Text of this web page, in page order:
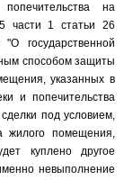
на
части 1 статьи 26
государственной
способом защиты
указанных в
и попечительства
под условием,
жилого помещения,
куплено другое
невыполнение